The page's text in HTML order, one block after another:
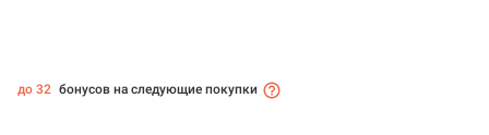
до 32 бонусов на следующие покупки